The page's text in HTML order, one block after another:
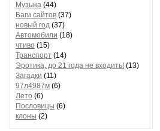
Музыка (44)
Баги сайтов (37)
новый год (37)
Автомобили (18)
чтиво (15)
Транспорт (14)
Эротика, до 21 года не входить! (13)
Загадки (11)
97л4987м (6)
Лето (6)
Пословицы (6)
клоны (2)